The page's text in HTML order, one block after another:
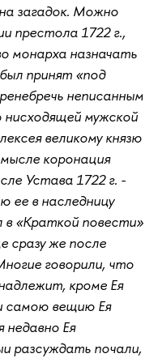
загадок. Можно
престола 1722 г.,
монарха назначать
принят «под
неписанным
мужской
великому князю
коронация
Устава 1722 г. -
ее в наследницу
«Краткой повести»
сразу же после
говорили, что
кроме Ея
самою вещию Ея
недавно Ея
разсуждать почали,